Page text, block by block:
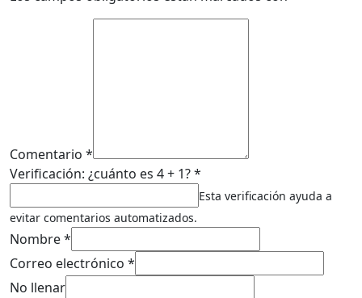
Comentario *
Verificación: ¿cuánto es 4 + 1? *
Esta verificación ayuda a
evitar comentarios automatizados.
Nombre *
Correo electrónico *
No llenar